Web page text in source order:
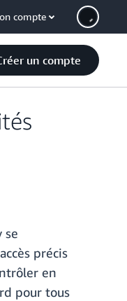
compte
un compte
se
précis
en
pour tous